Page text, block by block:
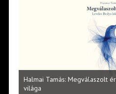
Halmai Tamás: Megválaszolt
világa